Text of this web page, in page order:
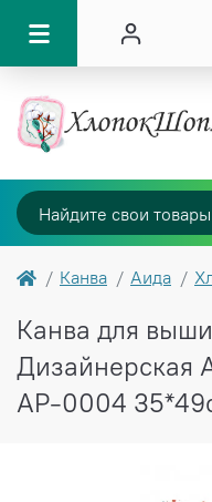
Канва Аида
Канва для
Дизайнерская
АР-0004